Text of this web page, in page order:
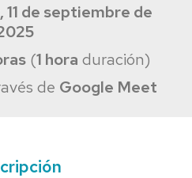
11 de septiembre de
(1 hora duración)
de Google Meet